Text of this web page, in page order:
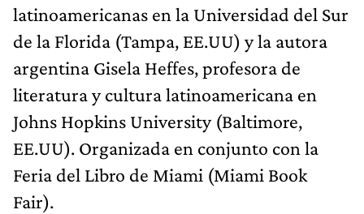
latinoamericanas en la Universidad del Sur
de la Florida (Tampa, EE.UU) y la autora
argentina Gisela Heffes, profesora de
literatura y cultura latinoamericana en
Johns Hopkins University (Baltimore,
EE.UU). Organizada en conjunto con la
Feria del Libro de Miami (Miami Book
Fair).